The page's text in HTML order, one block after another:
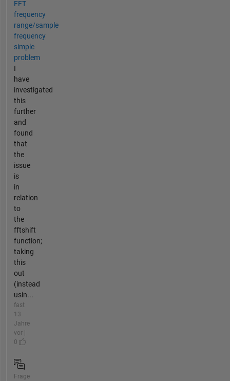
FFT
frequency
range/sample
frequency
simple
problem
I
have
investigated
this
further
and
found
that
the
issue
is
in
relation
to
the
fftshift
function;
taking
this
out
(instead
usin...
fast
13
Jahre
vor |
0
Frage